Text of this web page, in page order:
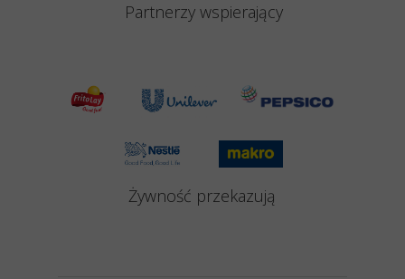
Żywność przekazują
Partnerzy wspierający